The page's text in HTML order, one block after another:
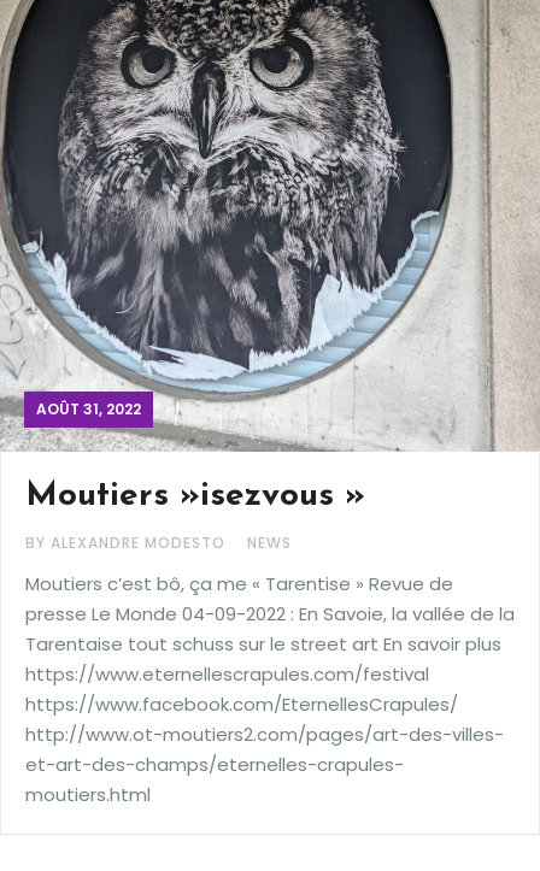
AOÛT 31, 2022
Moutiers »isezvous »
BY ALEXANDRE MODESTO NEWS
Moutiers c’est bô, ça me « Tarentise » Revue de
presse Le Monde 04-09-2022 : En Savoie, la vallée de la
Tarentaise tout schuss sur le street art En savoir plus
https://www.eternellescrapules.com/festival
https://www.facebook.com/EternellesCrapules/
http://www.ot-moutiers2.com/pages/art-des-villes-
et-art-des-champs/eternelles-crapules-
moutiers.html